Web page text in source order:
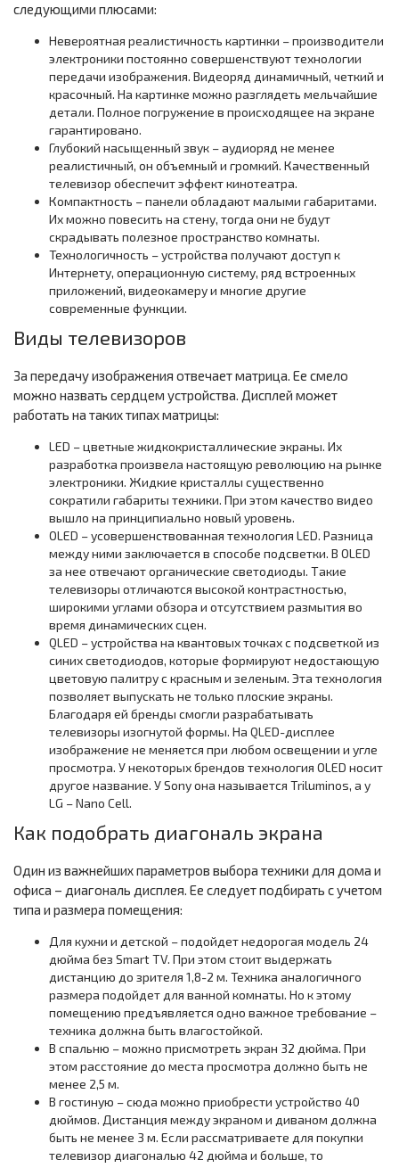
следующими плюсами:
Невероятная реалистичность картинки – производители
электроники постоянно совершенствуют технологии
передачи изображения. Видеоряд динамичный, четкий и
красочный. На картинке можно разглядеть мельчайшие
детали. Полное погружение в происходящее на экране
гарантировано.
Глубокий насыщенный звук – аудиоряд не менее
реалистичный, он объемный и громкий. Качественный
телевизор обеспечит эффект кинотеатра.
Компактность – панели обладают малыми габаритами.
Их можно повесить на стену, тогда они не будут
скрадывать полезное пространство комнаты.
Технологичность – устройства получают доступ к
Интернету, операционную систему, ряд встроенных
приложений, видеокамеру и многие другие
современные функции.
Виды телевизоров
За передачу изображения отвечает матрица. Ее смело
можно назвать сердцем устройства. Дисплей может
работать на таких типах матрицы:
LED – цветные жидкокристаллические экраны. Их
разработка произвела настоящую революцию на рынке
электроники. Жидкие кристаллы существенно
сократили габариты техники. При этом качество видео
вышло на принципиально новый уровень.
OLED – усовершенствованная технология LED. Разница
между ними заключается в способе подсветки. В OLED
за нее отвечают органические светодиоды. Такие
телевизоры отличаются высокой контрастностью,
широкими углами обзора и отсутствием размытия во
время динамических сцен.
QLED – устройства на квантовых точках с подсветкой из
синих светодиодов, которые формируют недостающую
цветовую палитру с красным и зеленым. Эта технология
позволяет выпускать не только плоские экраны.
Благодаря ей бренды смогли разрабатывать
телевизоры изогнутой формы. На QLED-дисплее
изображение не меняется при любом освещении и угле
просмотра. У некоторых брендов технология OLED носит
другое название. У Sony она называется Triluminos, а у
LG – Nano Cell.
Как подобрать диагональ экрана
Один из важнейших параметров выбора техники для дома и
офиса – диагональ дисплея. Ее следует подбирать с учетом
типа и размера помещения:
Для кухни и детской – подойдет недорогая модель 24
дюйма без Smart TV. При этом стоит выдержать
дистанцию до зрителя 1,8-2 м. Техника аналогичного
размера подойдет для ванной комнаты. Но к этому
помещению предъявляется одно важное требование –
техника должна быть влагостойкой.
В спальню – можно присмотреть экран 32 дюйма. При
этом расстояние до места просмотра должно быть не
менее 2,5 м.
В гостиную – сюда можно приобрести устройство 40
дюймов. Дистанция между экраном и диваном должна
быть не менее 3 м. Если рассматриваете для покупки
телевизор диагональю 42 дюйма и больше, то